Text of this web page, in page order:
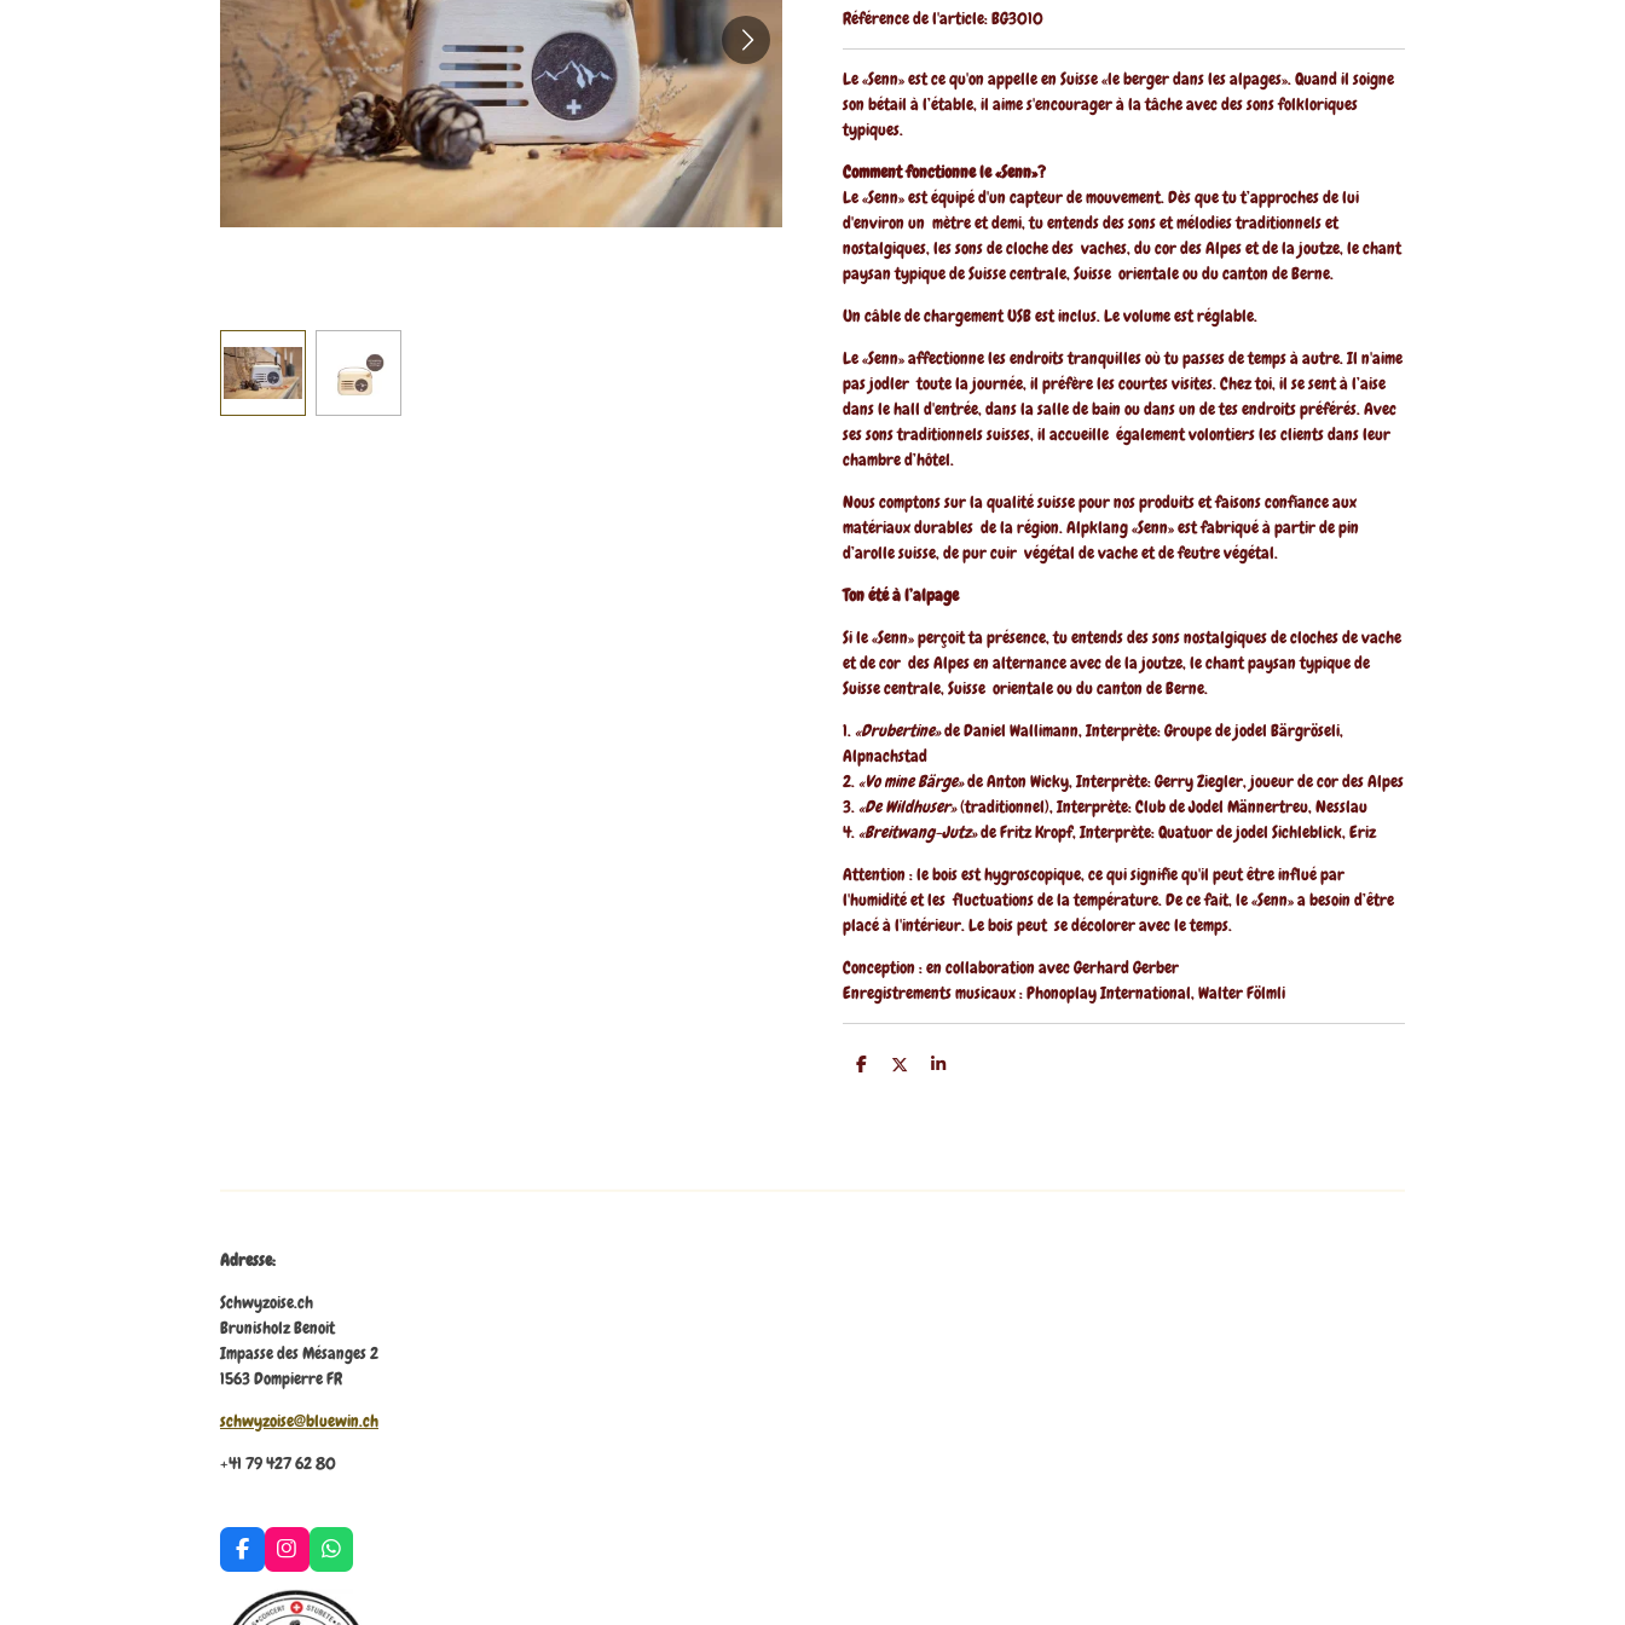
Référence de l'article:BG3010
Le «Senn» est ce qu'on appelle en Suisse «le berger dans les alpages». Quand il soigne
son bétail à l’étable, il aime s'encourager à la tâche avec des sons folkloriques
typiques.
Comment fonctionne le «Senn»?
Le «Senn» est équipé d'un capteur de mouvement. Dès que tu t’approches de lui
d'environ un mètre et demi, tu entends des sons et mélodies traditionnels et
nostalgiques, les sons de cloche des vaches, du cor des Alpes et de la joutze, le chant
paysan typique de Suisse centrale, Suisse orientale ou du canton de Berne.
Un câble de chargement USB est inclus. Le volume est réglable.
Le «Senn» affectionne les endroits tranquilles où tu passes de temps à autre. Il n'aime
pas jodler toute la journée, il préfère les courtes visites. Chez toi, il se sent à l’aise
dans le hall d'entrée, dans la salle de bain ou dans un de tes endroits préférés. Avec
ses sons traditionnels suisses, il accueille également volontiers les clients dans leur
chambre d’hôtel.
Nous comptons sur la qualité suisse pour nos produits et faisons confiance aux
matériaux durables de la région. Alpklang «Senn» est fabriqué à partir de pin
d’arolle suisse, de pur cuir végétal de vache et de feutre végétal.
Ton été à l’alpage
Si le «Senn» perçoit ta présence, tu entends des sons nostalgiques de cloches de vache
et de cor des Alpes en alternance avec de la joutze, le chant paysan typique de
Suisse centrale, Suisse orientale ou du canton de Berne.
1.«Drubertine»de Daniel Wallimann, Interprète: Groupe de jodel Bärgröseli,
Alpnachstad
2.«Vo mine Bärge»de Anton Wicky, Interprète: Gerry Ziegler, joueur de cor des Alpes
3.«De Wildhuser»(traditionnel), Interprète: Club de Jodel Männertreu, Nesslau
4.«Breitwang-Jutz»de Fritz Kropf, Interprète: Quatuor de jodel Sichleblick, Eriz
Attention : le bois est hygroscopique, ce qui signifie qu'il peut être influé par
l'humidité et les fluctuations de la température. De ce fait, le «Senn» a besoin d’être
placé à l'intérieur. Le bois peut se décolorer avec le temps.
Conception : en collaboration avec Gerhard Gerber
Enregistrements musicaux : Phonoplay International, Walter Fölmli
P
P
P
Adresse:
Schwyzoise.ch
Brunisholz Benoit
Impasse des Mésanges 2
1563 Dompierre FR
schwyzoise@bluewin.ch
+41 79 427 62 80
F
a
e
I
n
s
t
W
h
a
t